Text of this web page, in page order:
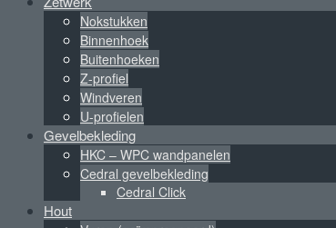
Nokstukken
Binnenhoek
Buitenhoeken
Z-profiel
Windveren
U-profielen
Gevelbekleding
HKC – WPC wandpanelen
Cedral gevelbekleding
Cedral Click
Hout